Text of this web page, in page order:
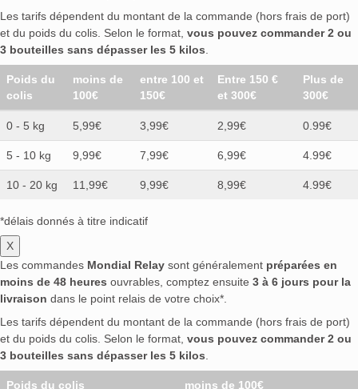
Les tarifs dépendent du montant de la commande (hors frais de port)
et du poids du colis. Selon le format, vous pouvez commander 2 ou
3 bouteilles sans dépasser les 5 kilos
Poids du
colis
moins de
100€
entre 100 et
150€
Entre 150 €
et 300€
Plus de
300€
0 - 5 kg 5,99€ 3,99€ 2,99€ 0.99€
5 - 10 kg 9,99€ 7,99€ 6,99€ 4.99€
10 - 20 kg 11,99€ 9,99€ 8,99€ 4.99€
*délais donnés à titre indicatif
X
Les commandes Mondial Relay sont généralement préparées en
moins de 48 heures ouvrables, comptez ensuite 3 à 6 jours pour la
livraison dans le point relais de votre choix*.
Les tarifs dépendent du montant de la commande (hors frais de port)
et du poids du colis. Selon le format, vous pouvez commander 2 ou
3 bouteilles sans dépasser les 5 kilos
Poids du colis moins de 100€